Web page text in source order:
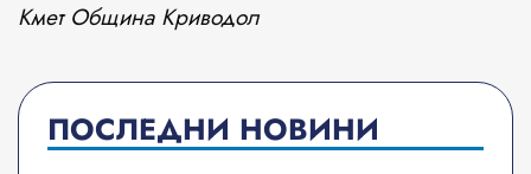
Кмет Община Криводол
ПОСЛЕДНИ НОВИНИ